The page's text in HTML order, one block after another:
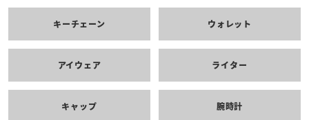
キーチェーン ウォレット
アイウェア ライター
キャップ 腕時計